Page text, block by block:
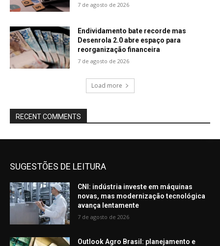
7 de agosto de 2026
Endividamento bate recorde mas
Desenrola 2.0 abre espaço para
reorganização financeira
7 de agosto de 2026
Load more
RECENT COMMENTS
SUGESTÕES DE LEITURA
CNI: indústria investe em máquinas
novas, mas modernização tecnológica
avança lentamente
7 de agosto de 2026
Outlook Agro Brasil: planejamento e